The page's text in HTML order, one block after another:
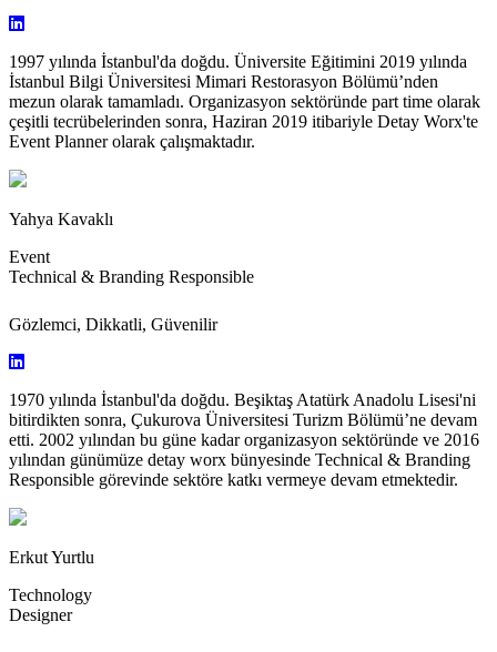
1997 yılında İstanbul'da doğdu. Üniversite Eğitimini 2019 yılında
İstanbul Bilgi Üniversitesi Mimari Restorasyon Bölümü’nden
mezun olarak tamamladı. Organizasyon sektöründe part time olarak
çeşitli tecrübelerinden sonra, Haziran 2019 itibariyle Detay Worx'te
Event Planner olarak çalışmaktadır.
Yahya Kavaklı
Event
Technical & Branding Responsible
Gözlemci, Dikkatli, Güvenilir
1970 yılında İstanbul'da doğdu. Beşiktaş Atatürk Anadolu Lisesi'ni
bitirdikten sonra, Çukurova Üniversitesi Turizm Bölümü’ne devam
etti. 2002 yılından bu güne kadar organizasyon sektöründe ve 2016
yılından günümüze detay worx bünyesinde Technical & Branding
Responsible görevinde sektöre katkı vermeye devam etmektedir.
Erkut Yurtlu
Technology
Designer